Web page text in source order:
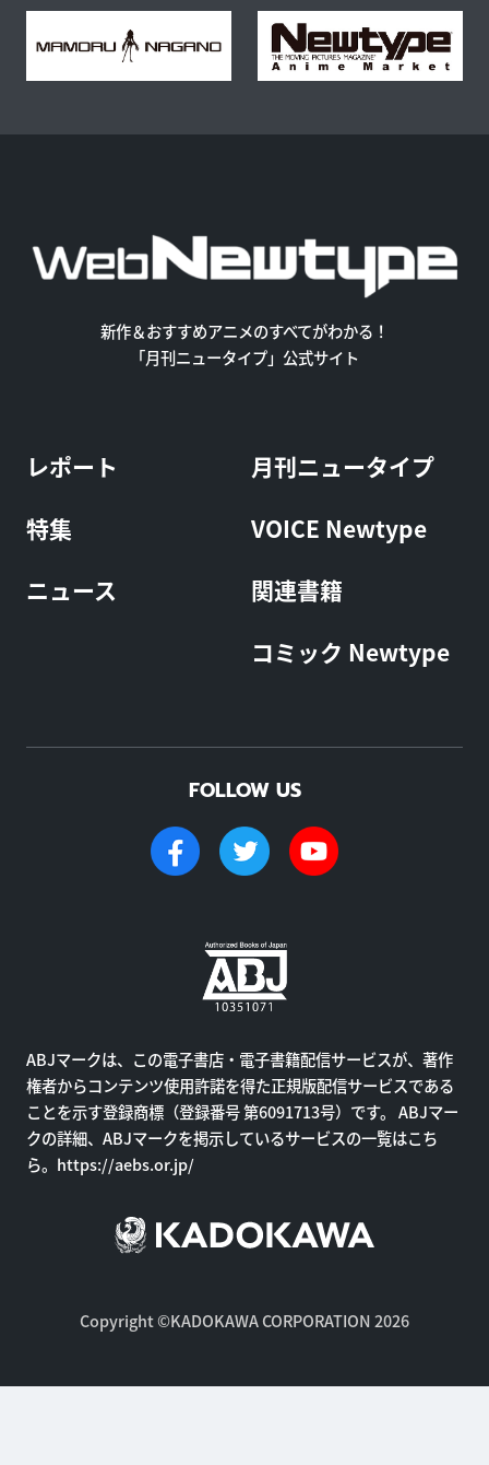
新作＆おすすめアニメのすべてがわかる！
「月刊ニュータイプ」公式サイト
レポート
特集
ニュース
月刊ニュータイプ
VOICE Newtype
関連書籍
コミック Newtype
FOLLOW US
ABJマークは、この電子書店・電子書籍配信サービスが、著作
権者からコンテンツ使用許諾を得た正規版配信サービスである
ことを示す登録商標（登録番号 第6091713号）です。 ABJマー
クの詳細、ABJマークを掲示しているサービスの一覧はこち
ら。 https://aebs.or.jp/
Copyright ©KADOKAWA CORPORATION 2026